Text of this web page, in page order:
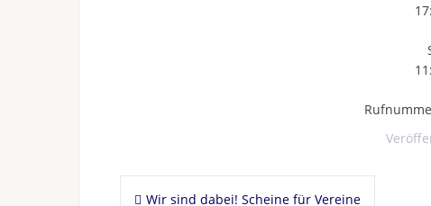
Beitragsnavigation
Wir sind dabei! Scheine für Vereine